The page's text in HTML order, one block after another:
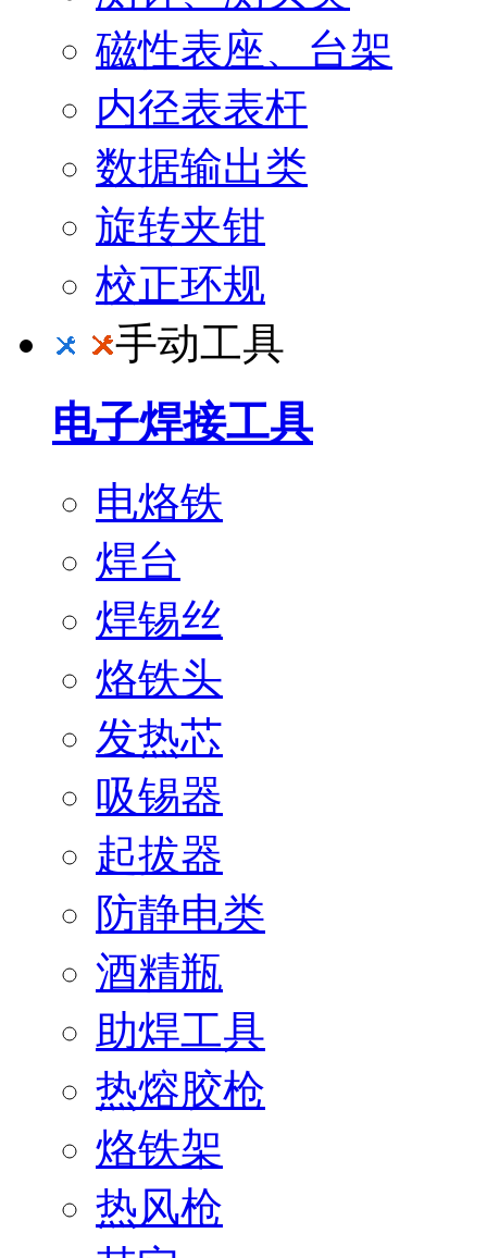
磁性表座、台架
内径表表杆
数据输出类
旋转夹钳
校正环规
手动工具
电子焊接工具
电烙铁
焊台
焊锡丝
烙铁头
发热芯
吸锡器
起拔器
防静电类
酒精瓶
助焊工具
热熔胶枪
烙铁架
热风枪